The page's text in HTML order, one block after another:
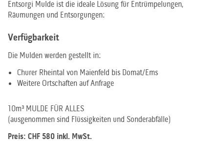
Entsorgi Mulde ist die ideale Lösung für Entrümpelungen,
Räumungen und Entsorgungen:
Verfügbarkeit
Die Mulden werden gestellt in:
Churer Rheintal von Maienfeld bis Domat/Ems
Weitere Ortschaften auf Anfrage
10m³ MULDE FÜR ALLES
(ausgenommen sind Flüssigkeiten und Sonderabfälle)
Preis: CHF 580 inkl. MwSt.